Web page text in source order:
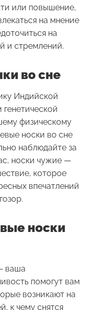
или повышение,
на мнение
на
и стремлений.
во сне
Индийской
физическому
носки во сне
наблюдайте за
носки чужие —
которое
впечатлений
носки
ваша
помогут вам
возникают на
к чему снятся